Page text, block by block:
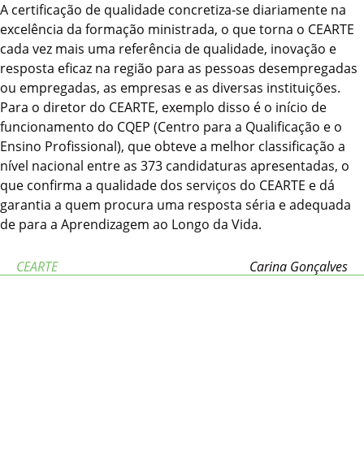
A certificação de qualidade concretiza-se diariamente na
excelência da formação ministrada, o que torna o CEARTE
cada vez mais uma referência de qualidade, inovação e
resposta eficaz na região para as pessoas desempregadas
ou empregadas, as empresas e as diversas instituições.
Para o diretor do CEARTE, exemplo disso é o início de
funcionamento do CQEP (Centro para a Qualificação e o
Ensino Profissional), que obteve a melhor classificação a
nível nacional entre as 373 candidaturas apresentadas, o
que confirma a qualidade dos serviços do CEARTE e dá
garantia a quem procura uma resposta séria e adequada
de para a Aprendizagem ao Longo da Vida.
CEARTE Carina Gonçalves